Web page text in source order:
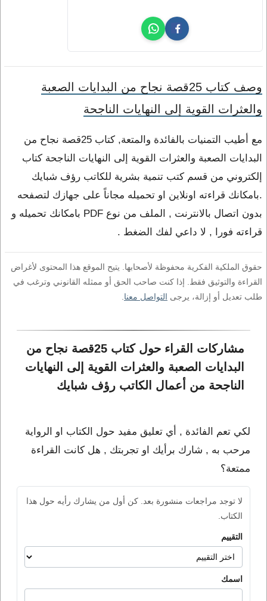
وصف كتاب 25قصة نجاح من البدايات الصعبة
والعثرات القوية إلى النهايات الناجحة
مع أطيب التمنيات بالفائدة والمتعة, كتاب 25قصة نجاح من
البدايات الصعبة والعثرات القوية إلى النهايات الناجحة كتاب
إلكتروني من قسم كتب تنمية بشرية للكاتب رؤف شبايك
.بامكانك قراءته اونلاين او تحميله مجاناً على جهازك لتصفحه
بدون اتصال بالانترنت , الملف من نوع PDF بامكانك تحميله و
قراءته فورا , لا داعي لفك الضغط .
حقوق الملكية الفكرية محفوظة لأصحابها. يتيح الموقع هذا المحتوى لأغراض
القراءة والتوثيق فقط. إذا كنت صاحب الحق أو ممثله القانوني وترغب في
طلب تعديل أو إزالة، يرجى التواصل معنا
مشاركات القراء حول كتاب 25قصة نجاح من
البدايات الصعبة والعثرات القوية إلى النهايات
الناجحة من أعمال الكاتب رؤف شبايك
لكي تعم الفائدة , أي تعليق مفيد حول الكتاب او الرواية
مرحب به , شارك برأيك او تجربتك , هل كانت القراءة
ممتعة؟
لا توجد مراجعات منشورة بعد. كن أول من يشارك رأيه حول هذا
الكتاب.
التقييم
اسمك